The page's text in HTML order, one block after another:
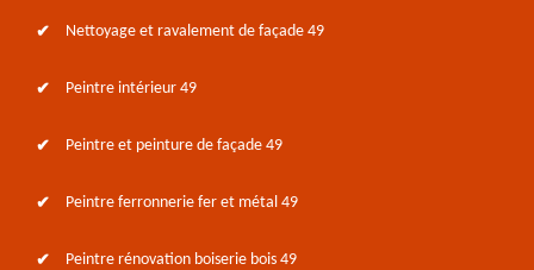
Nettoyage et ravalement de façade 49
Peintre intérieur 49
Peintre et peinture de façade 49
Peintre ferronnerie fer et métal 49
Peintre rénovation boiserie bois 49